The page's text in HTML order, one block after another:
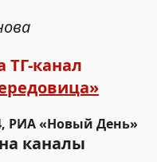
ТГ-канал
РИА «Новый День»
каналы